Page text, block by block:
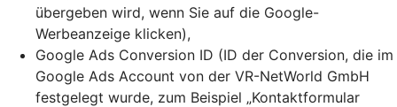
übergeben wird, wenn Sie auf die Google-
Werbeanzeige klicken),
Google Ads Conversion ID (ID der Conversion, die im
Google Ads Account von der VR-NetWorld GmbH
festgelegt wurde, zum Beispiel „Kontaktformular